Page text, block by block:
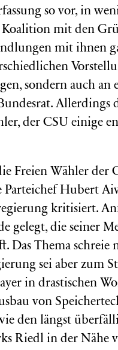
so vor, in
mit den
mit ihnen
sondern auch an
Allerdings
der CSU einige
Freien Wähler der
Parteichef Hubert
kritisiert.
gelegt, die seiner
Das Thema
sei aber zum
in drastischen
von
den längst
Riedl in der Nähe